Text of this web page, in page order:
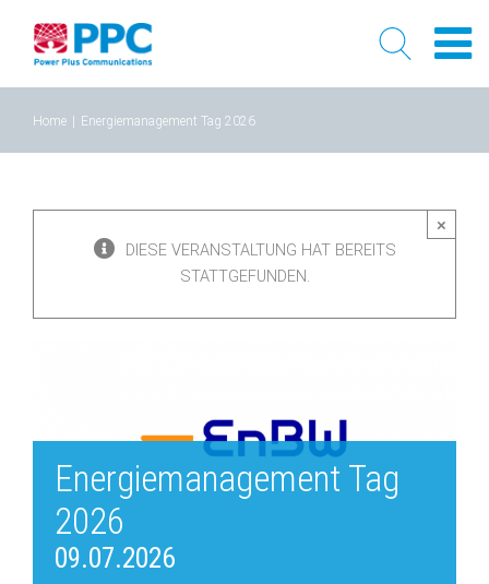
content
Home Energiemanagement Tag 2026
×
DIESE VERANSTALTUNG HAT BEREITS
STATTGEFUNDEN.
Energiemanagement Tag
2026
09.07.2026